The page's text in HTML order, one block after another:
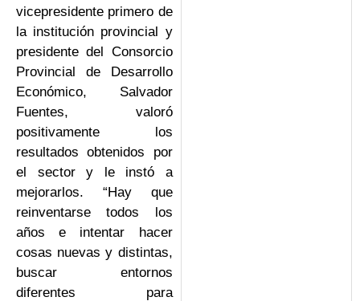
vicepresidente primero de
la institución provincial y
presidente del Consorcio
Provincial de Desarrollo
Económico, Salvador
Fuentes, valoró
positivamente los
resultados obtenidos por
el sector y le instó a
mejorarlos. “Hay que
reinventarse todos los
años e intentar hacer
cosas nuevas y distintas,
buscar entornos
diferentes para